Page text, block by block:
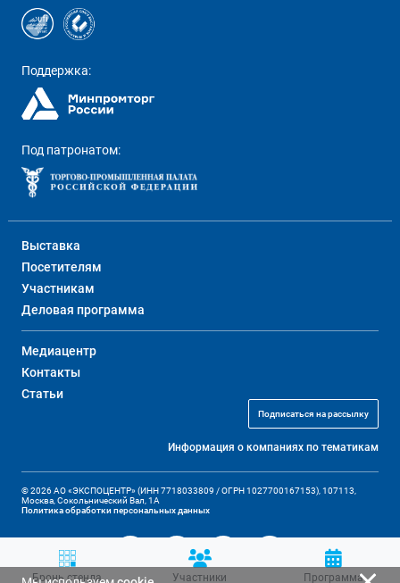
Поддержка:
Под патронатом:
Выставка
Посетителям
Участникам
Деловая программа
Медиацентр
Контакты
Статьи
Подписаться на рассылку
Информация о компаниях по тематикам
© 2026 АО «ЭКСПОЦЕНТР» (ИНН 7718033809 / ОГРН 1027700167153), 107113,
Москва, Сокольнический Вал, 1А
Политика обработки персональных данных
Бронь стенда Участники Программа